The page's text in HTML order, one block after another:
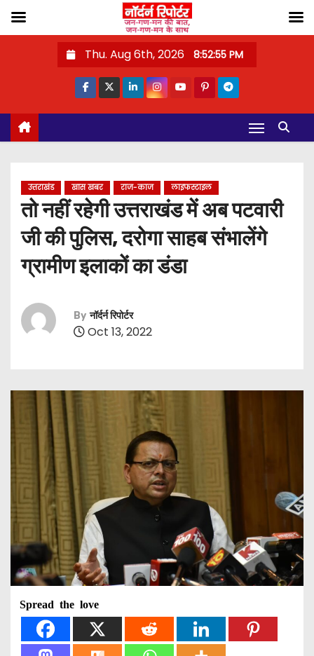
o
Thu. Aug 6th, 2026 8:52:56 PM
उत्तराखंड खास खबर राज-काज लाइफस्टाइल
तो नहीं रहेगी उत्तराखंड में अब पटवारी
जी की पुलिस, दरोगा साहब संभालेंगे
ग्रामीण इलाकों का डंडा
By नॉर्दर्न रिपोर्टर
Oct 13, 2022
Spread the love